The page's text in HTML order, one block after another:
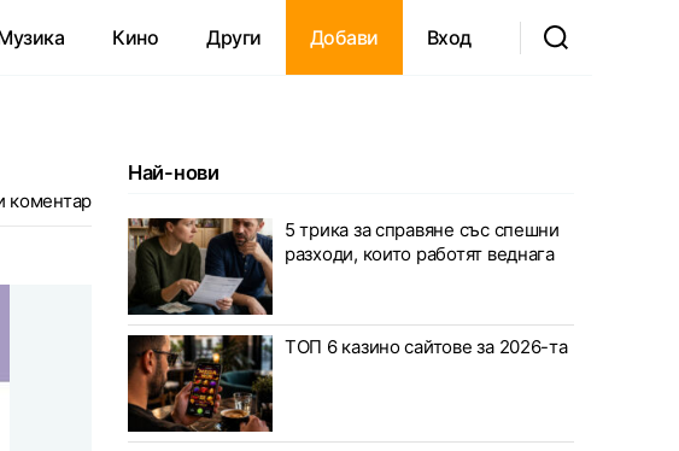
Кино Други Добави Вход
коментар
Най-нови
5 трика за справяне със спешни
разходи, които работят веднага
ТОП 6 казино сайтове за 2026-та